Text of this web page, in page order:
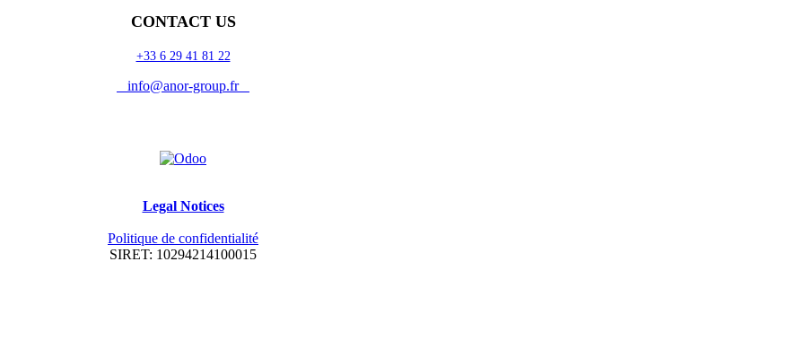
CONTACT US
+33 6 29 41 81 22
info@anor-group.fr
Legal Notices
Politique de confidentialité
SIRET: 10294214100015